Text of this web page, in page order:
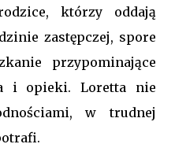
którzy oddają
zastępczej, spore
przypominające
i opieki. Loretta nie
w trudnej